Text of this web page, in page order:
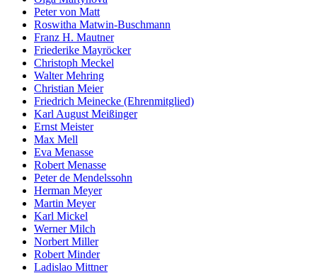
Peter von Matt
Roswitha Matwin-Buschmann
Franz H. Mautner
Friederike Mayröcker
Christoph Meckel
Walter Mehring
Christian Meier
Friedrich Meinecke (Ehrenmitglied)
Karl August Meißinger
Ernst Meister
Max Mell
Eva Menasse
Robert Menasse
Peter de Mendelssohn
Herman Meyer
Martin Meyer
Karl Mickel
Werner Milch
Norbert Miller
Robert Minder
Ladislao Mittner